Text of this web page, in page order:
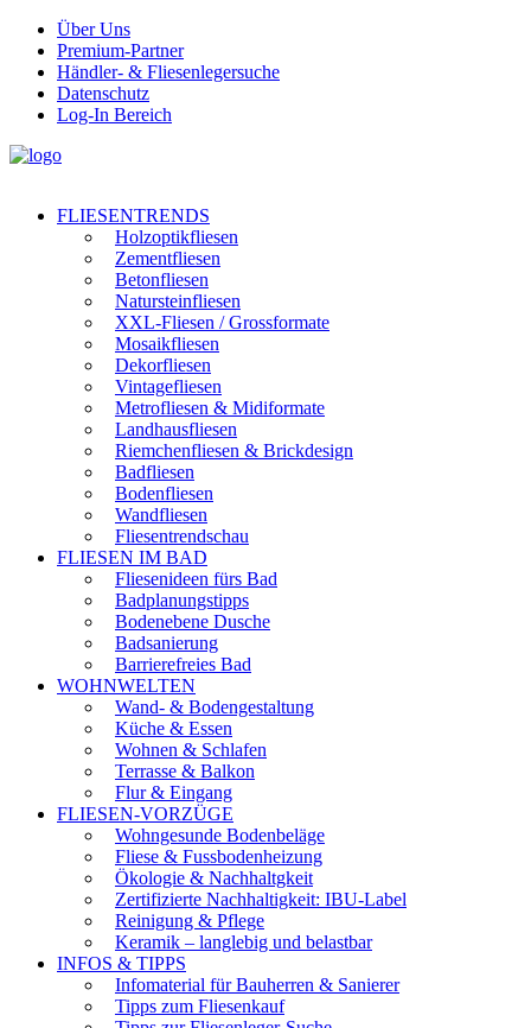
Über Uns
Premium-Partner
Händler- & Fliesenlegersuche
Datenschutz
Log-In Bereich
FLIESENTRENDS
Holzoptikfliesen
Zementfliesen
Betonfliesen
Natursteinfliesen
XXL-Fliesen / Grossformate
Mosaikfliesen
Dekorfliesen
Vintagefliesen
Metrofliesen & Midiformate
Landhausfliesen
Riemchenfliesen & Brickdesign
Badfliesen
Bodenfliesen
Wandfliesen
Fliesentrendschau
FLIESEN IM BAD
Fliesenideen fürs Bad
Badplanungstipps
Bodenebene Dusche
Badsanierung
Barrierefreies Bad
WOHNWELTEN
Wand- & Bodengestaltung
Küche & Essen
Wohnen & Schlafen
Terrasse & Balkon
Flur & Eingang
FLIESEN-VORZÜGE
Wohngesunde Bodenbeläge
Fliese & Fussbodenheizung
Ökologie & Nachhaltgkeit
Zertifizierte Nachhaltigkeit: IBU-Label
Reinigung & Pflege
Keramik – langlebig und belastbar
INFOS & TIPPS
Infomaterial für Bauherren & Sanierer
Tipps zum Fliesenkauf